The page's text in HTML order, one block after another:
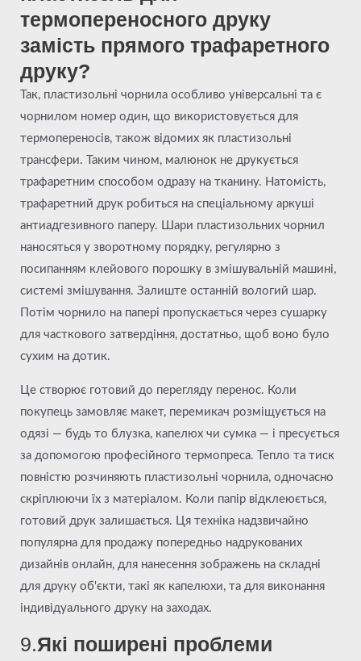
термопереносного друку
замість прямого трафаретного
друку?
Так, пластизольні чорнила особливо універсальні та є
чорнилом номер один, що використовується для
термопереносів, також відомих як пластизольні
трансфери. Таким чином, малюнок не друкується
трафаретним способом одразу на тканину. Натомість,
трафаретний друк робиться на спеціальному аркуші
антиадгезивного паперу. Шари пластизольних чорнил
наносяться у зворотному порядку, регулярно з
посипанням клейового порошку в змішувальній машині,
системі змішування. Залиште останній вологий шар.
Потім чорнило на папері пропускається через сушарку
для часткового затвердіння, достатньо, щоб воно було
сухим на дотик.
Це створює готовий до перегляду перенос. Коли
покупець замовляє макет, перемикач розміщується на
одязі — будь то блузка, капелюх чи сумка — і пресується
за допомогою професійного термопреса. Тепло та тиск
повністю розчиняють пластизольні чорнила, одночасно
скріплюючи їх з матеріалом. Коли папір відклеюється,
готовий друк залишається. Ця техніка надзвичайно
популярна для продажу попередньо надрукованих
дизайнів онлайн, для нанесення зображень на складні
для друку об'єкти, такі як капелюхи, та для виконання
індивідуального друку на заходах.
9.Які поширені проблеми